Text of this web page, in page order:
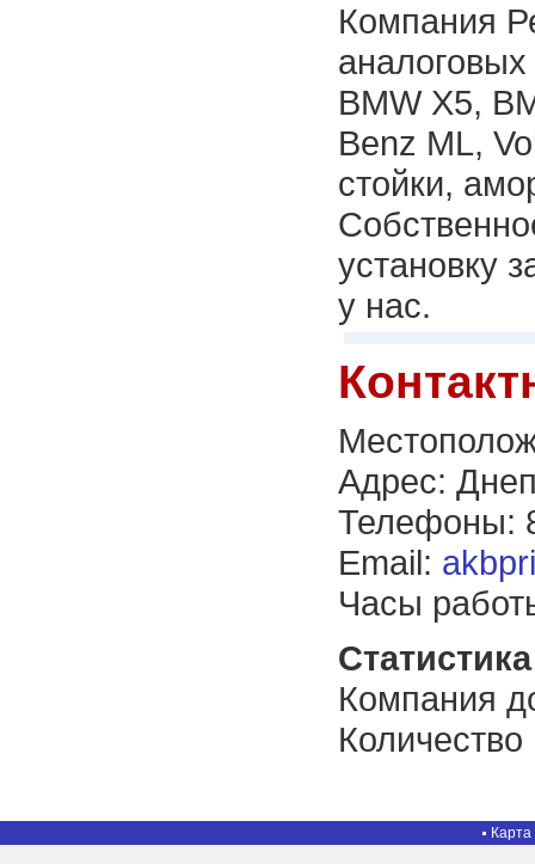
Компания
BMW X5,
Benz МL,
стойки,
установку
у нас.
Адрес:
Телефоны:
Email:
Часы
Компания
Карта